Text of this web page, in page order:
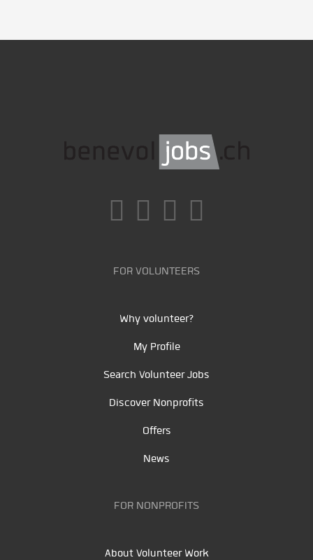
FOR VOLUNTEERS
Why volunteer?
My Profile
Search Volunteer Jobs
Discover Nonprofits
Offers
News
FOR NONPROFITS
About Volunteer Work